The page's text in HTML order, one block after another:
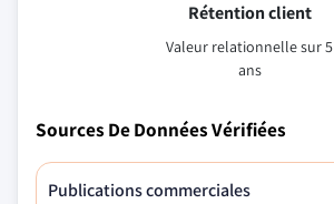
Rétention client
Valeur relationnelle sur 5
ans
Sources De Données Vérifiées
Publications commerciales